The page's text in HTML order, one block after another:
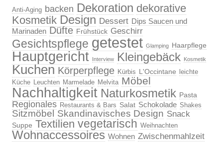
Anti-Aging backen Dekoration dekorative
Kosmetik Design Dessert Dips Saucen und
Marinaden Düfte Frühstück Geschirr
Gesichtspflege getestet Glamping Haarpflege
Hauptgericht Interview Kleingebäck Kosmetik
Kuchen Körperpflege Kürbis L'Occintane
leichte
Küche
Leuchten Marmelade Melvita Möbel
Nachhaltigkeit Naturkosmetik Pasta
Regionales Restaurants & Bars Salat Schokolade Shakes
Sitzmöbel Skandinavisches Design Snack
Suppe Textilien vegetarisch Weihnachten
Wohnaccessoires Wohnen Zwischenmahlzeit